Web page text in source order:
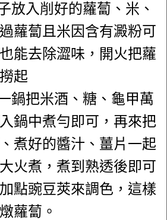
放入削好的蘿蔔、米、
蘿蔔且米因含有澱粉可
能去除澀味，開火把蘿
起
鍋把米酒、糖、龜甲萬
鍋中煮勻即可，再來把
煮好的醬汁、薑片一起
火煮，煮到熟透後即可
點豌豆莢來調色，這樣
蘿蔔。